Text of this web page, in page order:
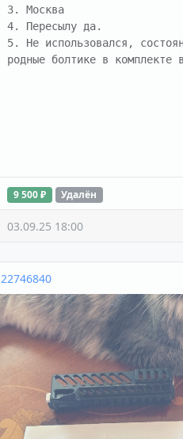
3. Москва
4. Пересылу да.
5. Не использовался,
родные болтике в комплекте
9 500 ₽ Удалён
03.09.25 18:00
22746840